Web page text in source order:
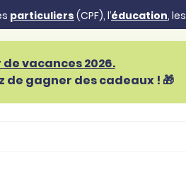
particuliers (CPF), l’éducation, les
vacances 2026.
gagner des cadeaux ! 🎁